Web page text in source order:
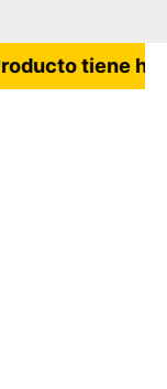
tiene hoy